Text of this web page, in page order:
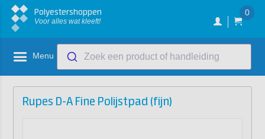
Polyestershoppen
Voor alles wat kleeft!
0
Menu Zoek een product of handleiding
Rupes D-A Fine Polijstpad (fijn)